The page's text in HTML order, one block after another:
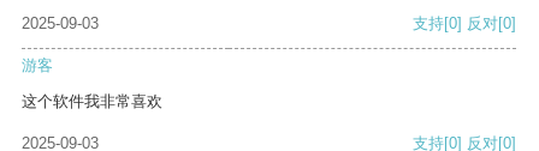
2025-09-03 支持[0] 反对[0]
游客
这个软件我非常喜欢
2025-09-03 支持[0] 反对[0]